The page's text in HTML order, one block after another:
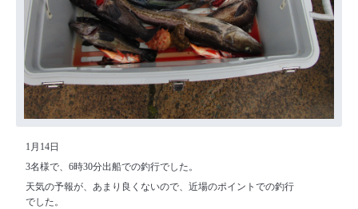
1月14日
3名様で、6時30分出船での釣行でした。
天気の予報が、あまり良くないので、近場のポイントでの釣行
でした。